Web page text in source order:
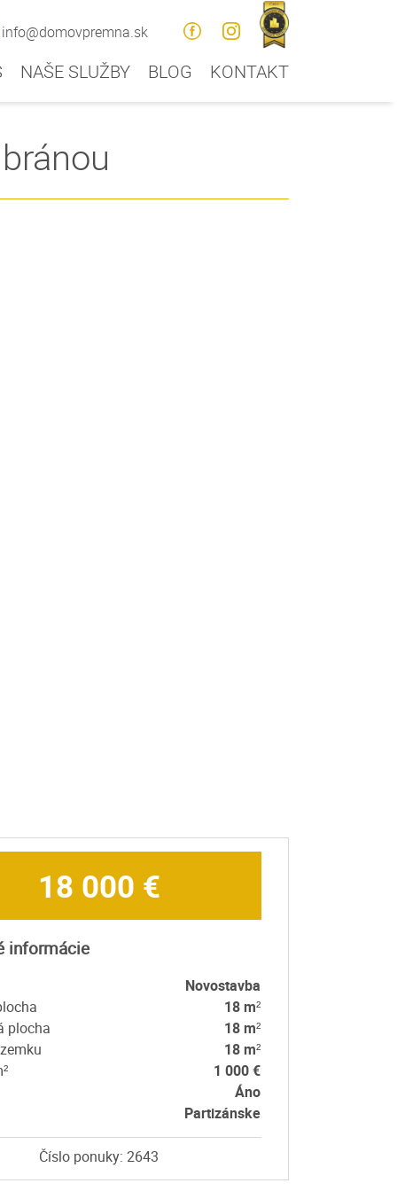
info@domovpremna.sk
NAŠE SLUŽBY BLOG KONTAKT
18 000 €
informácie
Novostavba
18 m²
plocha
18 m²
18 m²
1 000 €
Áno
Partizánske
Číslo ponuky: 2643